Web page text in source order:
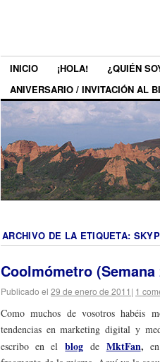
INICIO ¡HOLA! ¿QUIÉN
ANIVERSARIO / INVITACIÓN AL
ARCHIVO DE LA ETIQUETA:
Coolmómetro (Semana
Publicado el 29 de enero de 2011 | 1
Como muchos de vosotros habéis
tendencias en marketing digital y
escribo en elblog de MktFan, en